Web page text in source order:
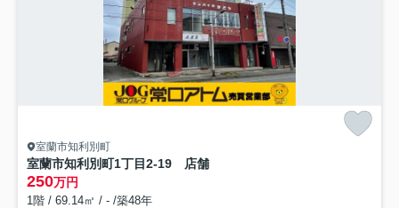
室蘭市知利別町
室蘭市知利別町1丁目2-19 店舗
250万円
1階 / 69.14㎡ / - /築48年